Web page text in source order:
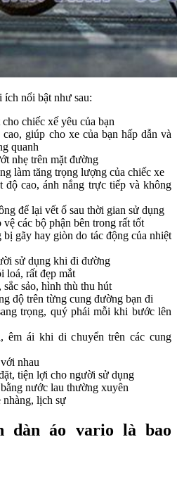
ích nổi bật như sau:
chiếc xế yêu của bạn
giúp cho xe của bạn hấp dẫn và
quanh
nhẹ trên mặt đường
làm tăng trọng lượng của chiếc xe
độ cao, ánh nắng trực tiếp và không
để lại vết ố sau thời gian sử dụng
các bộ phận bên trong rất tốt
gãy hay giòn do tác động của nhiệt
sử dụng khi đi đường
loá, rất đẹp mắt
sảo, hình thù thu hút
độ trên từng cung đường bạn đi
trọng, quý phái mỗi khi bước lên
êm ái khi di chuyển trên các cung
nhau
tiện lợi cho người sử dụng
nước lau thường xuyên
nhàng, lịch sự
dàn áo vario là bao